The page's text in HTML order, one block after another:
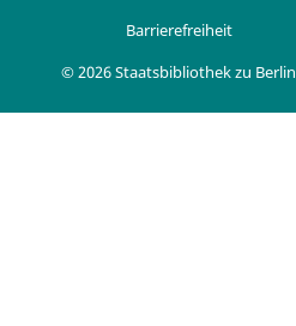
Barrierefreiheit
© 2026 Staatsbibliothek zu Berlin